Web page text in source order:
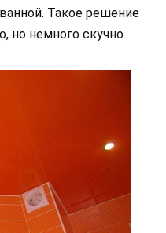
Такое решение
но немного скучно.